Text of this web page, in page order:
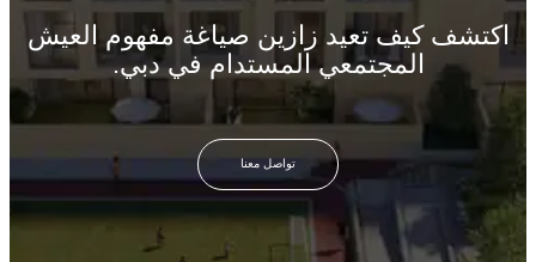
اكتشف كيف تعيد زازين صياغة مفهوم العيش
المجتمعي المستدام في دبي.
تواصل معنا